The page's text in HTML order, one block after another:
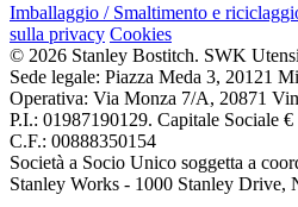
Imballaggio / Smaltimento e
sulla privacy Cookies
© 2026 Stanley Bostitch. SWK
Sede legale: Piazza Meda 3, 20121
Operativa: Via Monza 7/A, 20871
P.I.: 01987190129. Capitale Sociale
C.F.: 00888350154
Società a Socio Unico soggetta a
Stanley Works - 1000 Stanley